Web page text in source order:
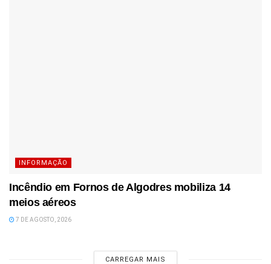
INFORMAÇÃO
Incêndio em Fornos de Algodres mobiliza 14
meios aéreos
7 DE AGOSTO, 2026
CARREGAR MAIS